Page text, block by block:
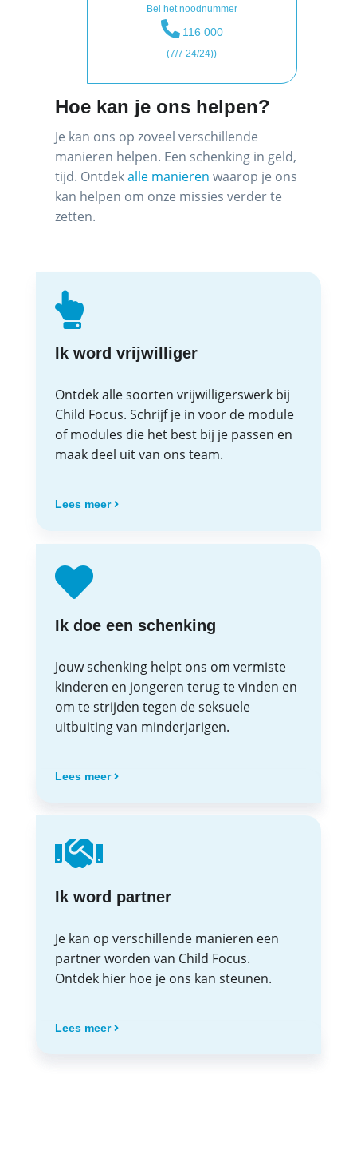
Bel het noodnummer
116 000
(7/7 24/24))
Hoe kan je ons helpen?
Je kan ons op zoveel verschillende
manieren helpen. Een schenking in geld,
tijd. Ontdekalle manieren waarop je ons
kan helpen om onze missies verder te
zetten.
Ik word vrijwilliger
Ontdek alle soorten vrijwilligerswerk bij
Child Focus. Schrijf je in voor de module
of modules die het best bij je passen en
maak deel uit van ons team.
Lees meer
Ik doe een schenking
Jouw schenking helpt ons om vermiste
kinderen en jongeren terug te vinden en
om te strijden tegen de seksuele
uitbuiting van minderjarigen.
Lees meer
Ik word partner
Je kan op verschillende manieren een
partner worden van Child Focus.
Ontdek hier hoe je ons kan steunen.
Lees meer